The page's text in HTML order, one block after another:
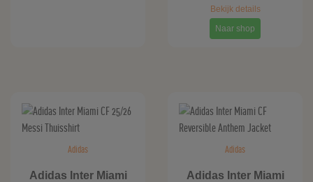
Bekijk details
Naar shop
Adidas
Adidas Inter Miami
Adidas
Adidas Inter Miami